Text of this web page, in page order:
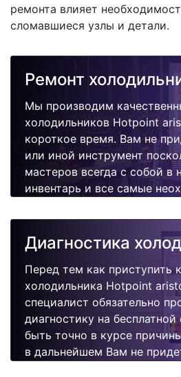
ремонта влияет
сломавшиеся узлы и детали.
Ремонт
Мы производим
холодильников Hotpoint
короткое время. Вам не
или иной инструмент
мастеров всегда с собой в
инвентарь и все самые
быстро, качественно и
Диагностика
Перед тем как приступить
холодильника Hotpoint
специалист обязательно
диагностику на
быть точно в курсе
в дальнейшем Вам не